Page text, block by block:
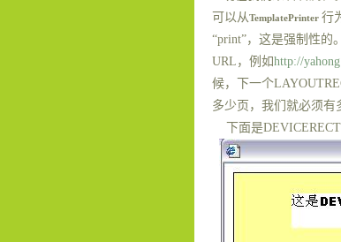
可以从TemplatePrinter 行
“print”，这是强制性的
URL ，例如http://
候，下一个
多少页，我们就必须有
下面是DEVICERECT